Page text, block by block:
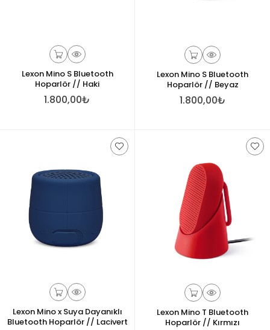
Lexon Mino S Bluetooth
Hoparlör // Haki
1.800,00₺
Lexon Mino S Bluetooth
Hoparlör // Beyaz
1.800,00₺
Lexon Mino x Suya Dayanıklı
Bluetooth Hoparlör // Lacivert
Lexon Mino T Bluetooth
Hoparlör // Kırmızı